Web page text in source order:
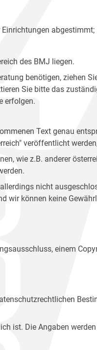
abgestimmt;
des BMJ liegen.
benötigen, ziehen
Sie bitte das
erfolgen.
Text genau
veröffentlicht
wie z.B. anderer
nicht
wir können keine
einem
ist. Die Angaben